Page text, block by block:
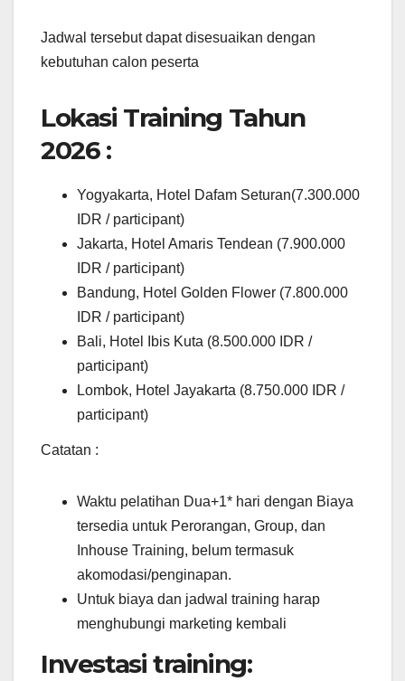
Jadwal tersebut dapat disesuaikan dengan
kebutuhan calon peserta
Lokasi Training Tahun
2026 :
Yogyakarta, Hotel Dafam Seturan(7.300.000
IDR / participant)
Jakarta, Hotel Amaris Tendean (7.900.000
IDR / participant)
Bandung, Hotel Golden Flower (7.800.000
IDR / participant)
Bali, Hotel Ibis Kuta (8.500.000 IDR /
participant)
Lombok, Hotel Jayakarta (8.750.000 IDR /
participant)
Catatan :
Waktu pelatihan Dua+1* hari dengan Biaya
tersedia untuk Perorangan, Group, dan
Inhouse Training, belum termasuk
akomodasi/penginapan.
Untuk biaya dan jadwal training harap
menghubungi marketing kembali
Investasi training: